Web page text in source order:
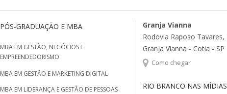
PÓS-GRADUAÇÃO E MBA
MBA EM GESTÃO, NEGÓCIOS E
EMPREENDEDORISMO
MBA EM GESTÃO E MARKETING DIGITAL
MBA EM LIDERANÇA E GESTÃO DE PESSOAS
Granja Vianna
Rodovia Raposo Tavares,
Granja Vianna - Cotia - SP
Como chegar
RIO BRANCO NAS